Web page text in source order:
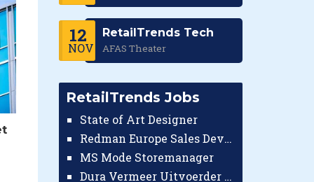
12
NOV
RetailTrends Tech
AFAS Theater
RetailTrends Jobs
State of Art Designer
Redman Europe Sales Developer (Europe)
MS Mode Storemanager
Dura Vermeer Uitvoerder GWW Amsterdam